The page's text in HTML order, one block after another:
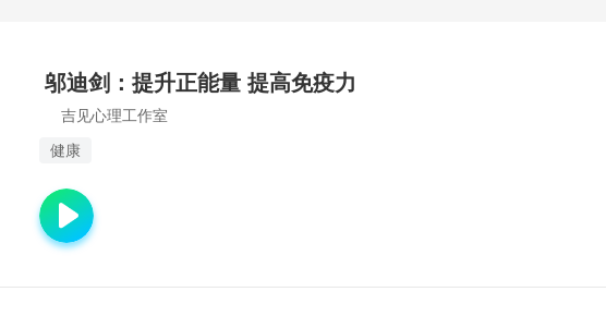
邬迪剑：提升正能量 提高免疫力
吉见心理工作室
健康